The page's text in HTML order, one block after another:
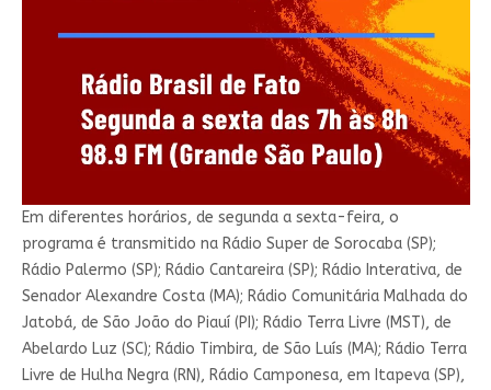
Em diferentes horários, de segunda a sexta-feira, o
programa é transmitido na Rádio Super de Sorocaba (SP);
Rádio Palermo (SP); Rádio Cantareira (SP); Rádio Interativa, de
Senador Alexandre Costa (MA); Rádio Comunitária Malhada do
Jatobá, de São João do Piauí (PI); Rádio Terra Livre (MST), de
Abelardo Luz (SC); Rádio Timbira, de São Luís (MA); Rádio Terra
Livre de Hulha Negra (RN), Rádio Camponesa, em Itapeva (SP),